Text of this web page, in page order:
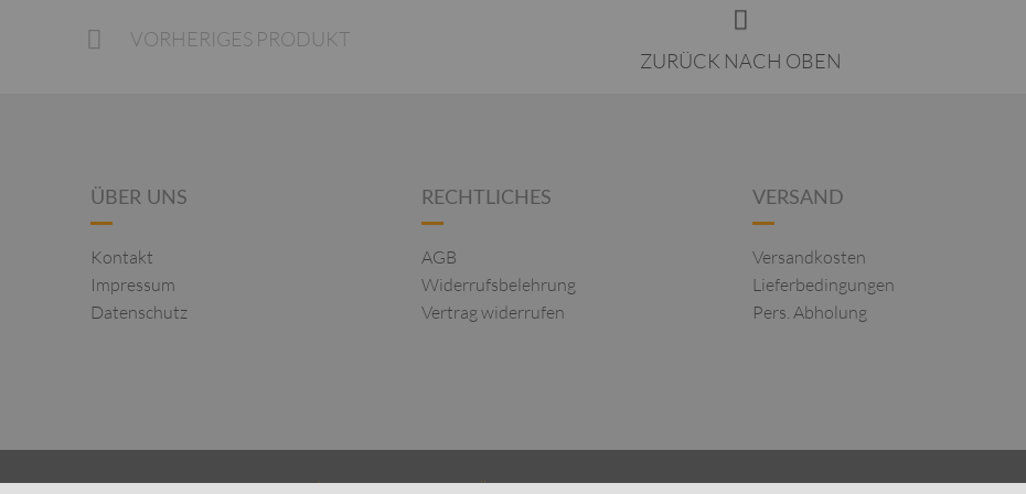
VORHERIGES PRODUKT
ZURÜCK NACH OBEN
ÜBER UNS
Kontakt
Impressum
Datenschutz
RECHTLICHES
AGB
Widerrufsbelehrung
Vertrag widerrufen
VERSAND
Versandkosten
Lieferbedingungen
Pers. Abholung
2026 © TOPSTYLE STUTTGART| DESIGNERMODEN FÜR DAMEN